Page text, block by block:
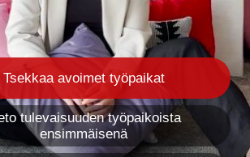
Kirjaudu sisään